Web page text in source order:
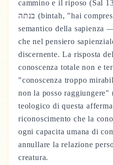
cammino e il riposo (Sal
בנתה (bintah, "hai compreso") appartiene al campo
semantico della sapienza
che nel pensiero
discernente. La risposta
conoscenza totale non e
"conoscenza troppo
non la posso
teologico di questa
riconoscimento che la
ogni capacita umana di
annullare la relazione
creatura.